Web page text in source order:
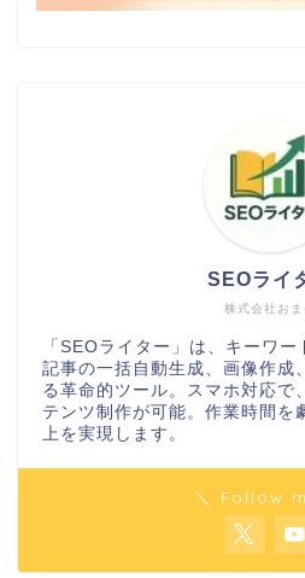
株式会社おま
SEOライ
「SEOライター」は、キーワ
記事の一括自動生成、画像作成
る革命的ツール。スマホ対応で
テンツ制作が可能。作業時間を
上を実現します。
＼ Follow